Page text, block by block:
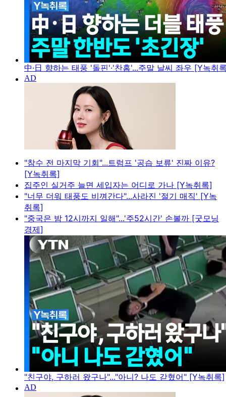
中·日 향하는 태풍 '돌핀'·'찬홈'...주말 날씨 좌우 [Y녹취
"참수 전 마지막 기회"...트럼프 '공습 보류' 진짜 이유?
[Y녹취록]
집주인 실거주 늘면 세입자는 어디로 가나 [Y녹취록]
"너무 더워 태풍도 비껴간다"...사라진 '절기 매직' [Y녹
취록]
"중국은 밤 12시까지 일해"...'주52시간' 손볼까 [굿모닝
경제]
"친구야, 구하러 왔구나"..."아니? 나도 갇혔어" [Y녹취록]